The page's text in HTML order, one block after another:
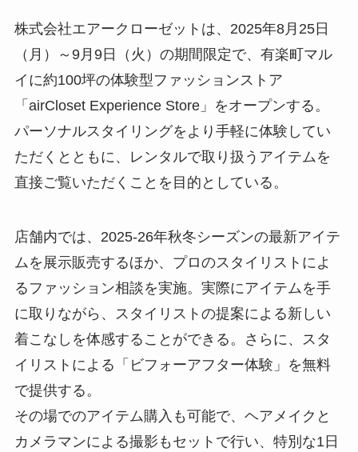
株式会社エアークローゼットは、2025年8月25日
（月）～9月9日（火）の期間限定で、有楽町マル
イに約100坪の体験型ファッションストア
「airCloset Experience Store」をオープンする。
パーソナルスタイリングをより手軽に体験してい
ただくとともに、レンタルで取り扱うアイテムを
直接ご覧いただくことを目的としている。
店舗内では、2025-26年秋冬シーズンの最新アイテ
ムを展示販売するほか、プロのスタイリストによ
るファッション相談を実施。実際にアイテムを手
に取りながら、スタイリストの提案による新しい
着こなしを体感することができる。さらに、スタ
イリストによる「ビフォーアフター体験」を無料
で提供する。
その場でのアイテム購入も可能で、ヘアメイクと
カメラマンによる撮影もセットで行い、特別な1日